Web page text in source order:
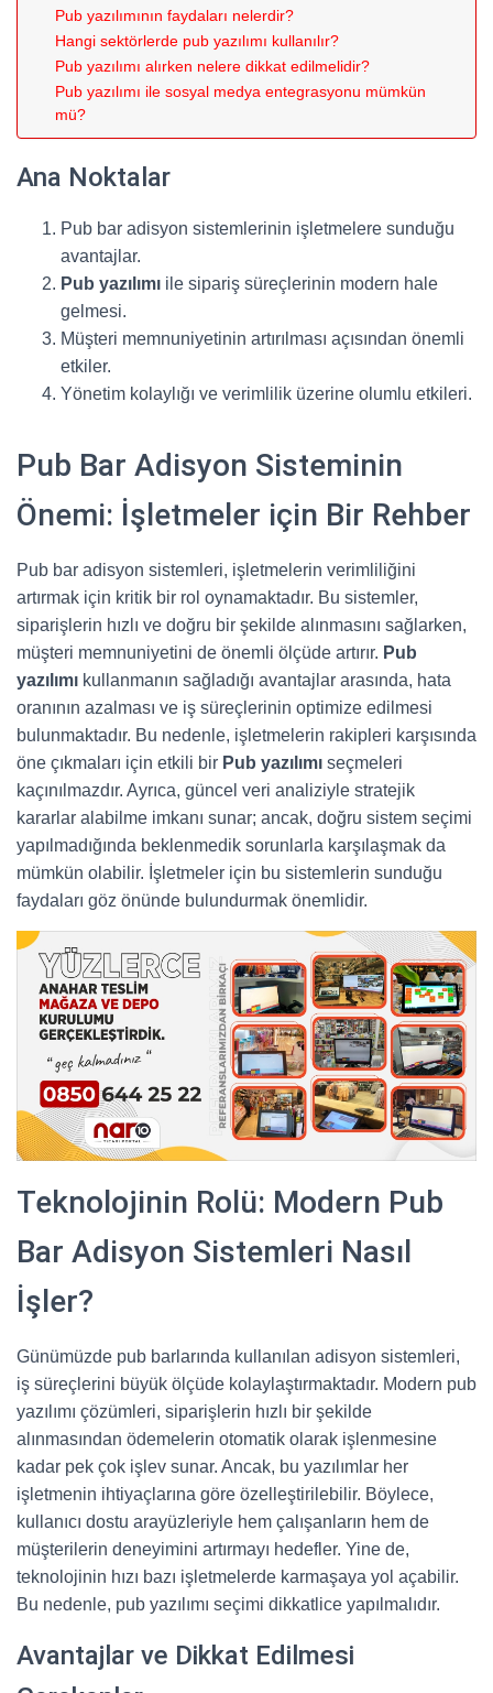
Pub yazılımının faydaları nelerdir?
Hangi sektörlerde pub yazılımı kullanılır?
Pub yazılımı alırken nelere dikkat edilmelidir?
Pub yazılımı ile sosyal medya entegrasyonu mümkün
mü?
Ana Noktalar
Pub bar adisyon sistemlerinin işletmelere sunduğu
avantajlar.
Pub yazılımı ile sipariş süreçlerinin modern hale
gelmesi.
Müşteri memnuniyetinin artırılması açısından önemli
etkiler.
Yönetim kolaylığı ve verimlilik üzerine olumlu etkileri.
Pub Bar Adisyon Sisteminin
Önemi: İşletmeler için Bir Rehber
Pub bar adisyon sistemleri, işletmelerin verimliliğini
artırmak için kritik bir rol oynamaktadır. Bu sistemler,
siparişlerin hızlı ve doğru bir şekilde alınmasını sağlarken,
müşteri memnuniyetini de önemli ölçüde artırır. Pub
yazılımı kullanmanın sağladığı avantajlar arasında, hata
oranının azalması ve iş süreçlerinin optimize edilmesi
bulunmaktadır. Bu nedenle, işletmelerin rakipleri karşısında
öne çıkmaları için etkili bir Pub yazılımı seçmeleri
kaçınılmazdır. Ayrıca, güncel veri analiziyle stratejik
kararlar alabilme imkanı sunar; ancak, doğru sistem seçimi
yapılmadığında beklenmedik sorunlarla karşılaşmak da
mümkün olabilir. İşletmeler için bu sistemlerin sunduğu
faydaları göz önünde bulundurmak önemlidir.
Teknolojinin Rolü: Modern Pub
Bar Adisyon Sistemleri Nasıl
İşler?
Günümüzde pub barlarında kullanılan adisyon sistemleri,
iş süreçlerini büyük ölçüde kolaylaştırmaktadır. Modern pub
yazılımı çözümleri, siparişlerin hızlı bir şekilde
alınmasından ödemelerin otomatik olarak işlenmesine
kadar pek çok işlev sunar. Ancak, bu yazılımlar her
işletmenin ihtiyaçlarına göre özelleştirilebilir. Böylece,
kullanıcı dostu arayüzleriyle hem çalışanların hem de
müşterilerin deneyimini artırmayı hedefler. Yine de,
teknolojinin hızı bazı işletmelerde karmaşaya yol açabilir.
Bu nedenle, pub yazılımı seçimi dikkatlice yapılmalıdır.
Avantajlar ve Dikkat Edilmesi